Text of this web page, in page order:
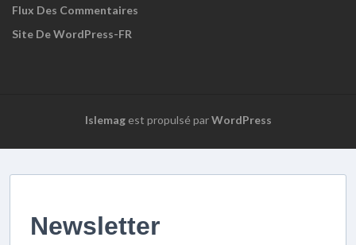
Flux Des Commentaires
Site De WordPress-FR
Islemagest propulsé parWordPress
Newsletter